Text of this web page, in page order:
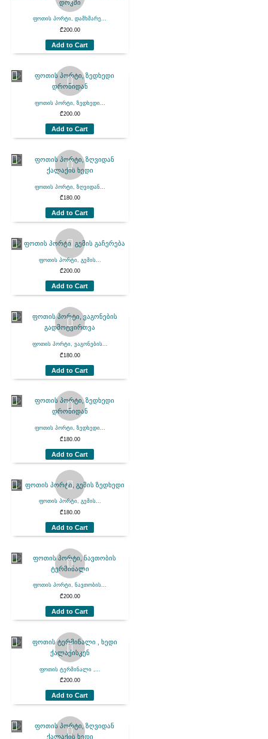
ფოთის პორტი, დამხმარე...
₾200.00
Add to Cart
ფოთის პორტი, ზედხედი...
₾200.00
Add to Cart
ფოთის პორტი, ზღვიდან...
₾180.00
Add to Cart
ფოთის პორტი, გემის...
₾200.00
Add to Cart
ფოთის პორტი, ვაგონების...
₾180.00
Add to Cart
ფოთის პორტი, ზედხედი...
₾180.00
Add to Cart
ფოთის პორტი, გემის...
₾180.00
Add to Cart
ფოთის პორტი, ნავთობის...
₾200.00
Add to Cart
ფოთის ტერმინალი ,...
₾200.00
Add to Cart